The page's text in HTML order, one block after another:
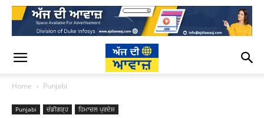
Home Punjabi
Punjabi ਚੰਡੀਗੜ੍ਹ ਹਿਮਾਚਲ ਪ੍ਰਦੇਸ਼